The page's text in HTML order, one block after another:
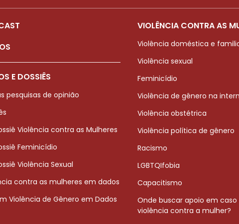
E DOSSIÊS
pesquisas de opinião
Violência contra as Mulheres
Feminicídio
Violência Sexual
contra as mulheres em dados
Violência de Gênero em Dados
VIOLÊNCIA CONTRA AS
Violência doméstica e
Violência sexual
Feminicídio
Violência de gênero na
Violência obstétrica
Violência política de gênero
Racismo
LGBTQIfobia
Capacitismo
Onde buscar apoio em caso
violência contra a mulher?